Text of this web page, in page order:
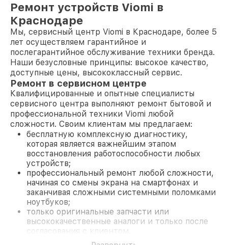
Ремонт устройств Viomi в
Краснодаре
Мы, сервисный центр Viomi в Краснодаре, более 5
лет осуществляем гарантийное и
послегарантийное обслуживание техники бренда.
Наши безусловные принципы: высокое качество,
доступные цены, высококлассный сервис.
Ремонт в сервисном центре
Квалифицированные и опытные специалисты
сервисного центра выполняют ремонт бытовой и
профессиональной техники Viomi любой
сложности. Своим клиентам мы предлагаем:
бесплатную комплексную диагностику,
которая является важнейшим этапом
восстановления работоспособности любых
устройств;
профессиональный ремонт любой сложности,
начиная со смены экрана на смартфонах и
заканчивая сложными системными поломками
ноутбуков;
только оригинальные запчасти или
высококачественные аналоги и только после
согласования с клиентом.
На все работы и замененные комплектующие